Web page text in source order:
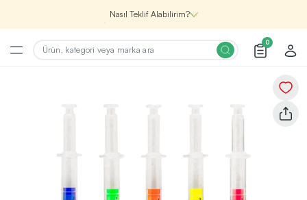
Nasıl Teklif Alabilirim?
binlerce kaliteli ve yenilikçi ürünü, seçkin marka ve
0